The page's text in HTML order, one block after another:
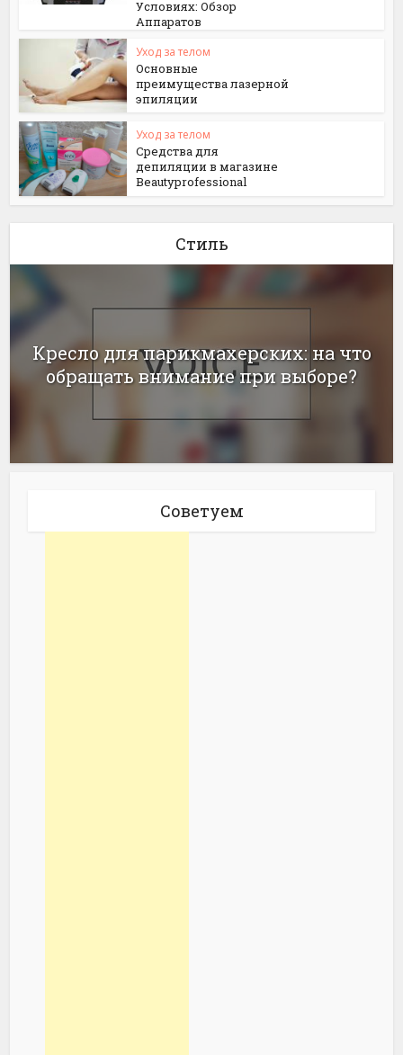
Условиях: Обзор
Аппаратов
Уход за телом
Основные
преимущества лазерной
эпиляции
Уход за телом
Средства для
депиляции в магазине
Beautyprofessional
Стиль
Кресло для парикмахерских: на что
обращать внимание при выборе?
Советуем